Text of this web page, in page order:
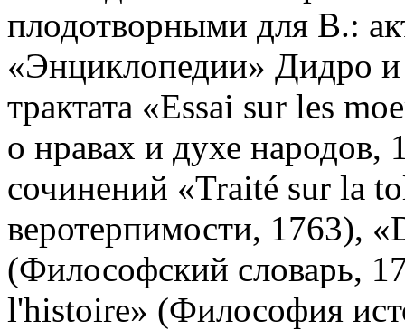
плодотворными для В.:
«Энциклопедии» Дидро
трактата «Essai sur les
о нравах и духе народов,
сочинений «Traité sur la
веротерпимости, 1763),
(Философский словарь,
l'histoire» (Философия